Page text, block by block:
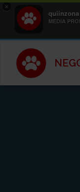
×
quiinzona
MEDIA